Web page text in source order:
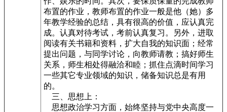
布置的作业，教师布置的作业一般是他（她）多
年教学经验的总结，具有很高的价值，应认真完
成。认真对待考试，考前认真复习。另外，进取
阅读有关书籍和资料，扩大自我的知识面；经常
提出问题，与同学讨论，向教师请教；搞好师生
关系，师生相处得融洽和睦；抓住点滴时间学习
一些其它专业领域的知识，储备知识总是有用
的。
三、思想上：
思想政治学习方面，始终坚持与党中央高度一